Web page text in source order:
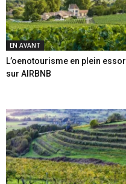
EN AVANT
L’oenotourisme en plein essor
sur AIRBNB